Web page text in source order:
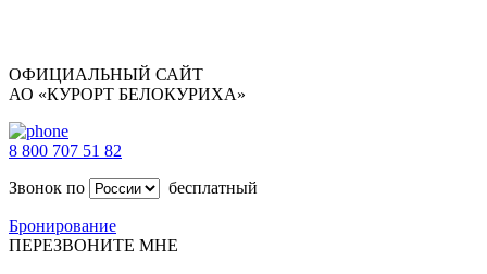
ОФИЦИАЛЬНЫЙ САЙТ
АО «КУРОРТ БЕЛОКУРИХА»
8 800 707 51 82
Звонок по
бесплатный
Бронирование
ПЕРЕЗВОНИТЕ МНЕ